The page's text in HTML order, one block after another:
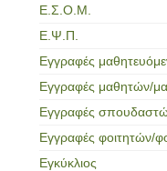
Ε.Σ.Ο.Μ.
Ε.Ψ.Π.
Εγγραφές
Εγγραφές μαθητών/
Εγγραφές
Εγγραφές φοιτητών/
Εγκύκλιος